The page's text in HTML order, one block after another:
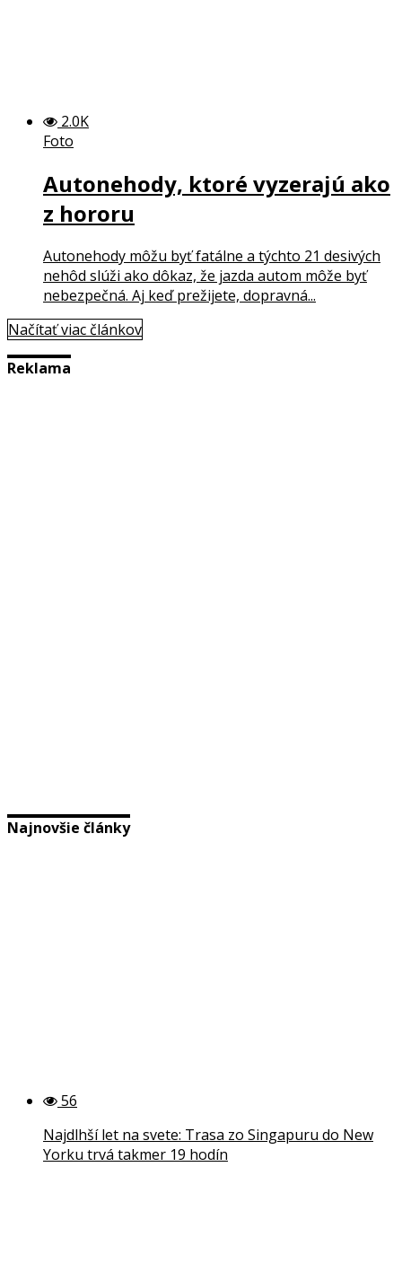
2.0K
Foto
Autonehody, ktoré vyzerajú ako
z hororu
Autonehody môžu byť fatálne a týchto 21 desivých
nehôd slúži ako dôkaz, že jazda autom môže byť
nebezpečná. Aj keď prežijete, dopravná...
Načítať viac článkov
Reklama
Najnovšie články
56
Najdlhší let na svete: Trasa zo Singapuru do New
Yorku trvá takmer 19 hodín